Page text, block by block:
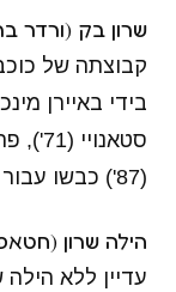
שרון בק (ורדר
קבוצתה של
(87') כבשו עבור באיירן.
הילה שרון
עדיין ללא הילה